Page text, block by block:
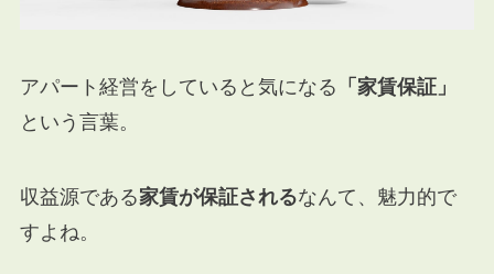
アパート経営をしていると気になる 「家賃保証」
という言葉。
収益源である家賃が保証されるなんて、魅力的で
すよね。